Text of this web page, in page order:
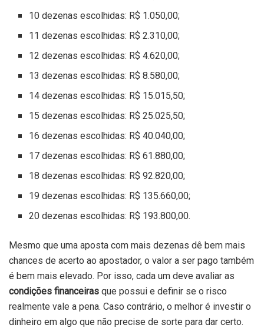
10 dezenas escolhidas: R$ 1.050,00;
11 dezenas escolhidas: R$ 2.310,00;
12 dezenas escolhidas: R$ 4.620,00;
13 dezenas escolhidas: R$ 8.580,00;
14 dezenas escolhidas: R$ 15.015,50;
15 dezenas escolhidas: R$ 25.025,50;
16 dezenas escolhidas: R$ 40.040,00;
17 dezenas escolhidas: R$ 61.880,00;
18 dezenas escolhidas: R$ 92.820,00;
19 dezenas escolhidas: R$ 135.660,00;
20 dezenas escolhidas: R$ 193.800,00.
Mesmo que uma aposta com mais dezenas dê bem mais
chances de acerto ao apostador, o valor a ser pago também
é bem mais elevado. Por isso, cada um deve avaliar as
condições financeiras que possui e definir se o risco
realmente vale a pena. Caso contrário, o melhor é investir o
dinheiro em algo que não precise de sorte para dar certo.